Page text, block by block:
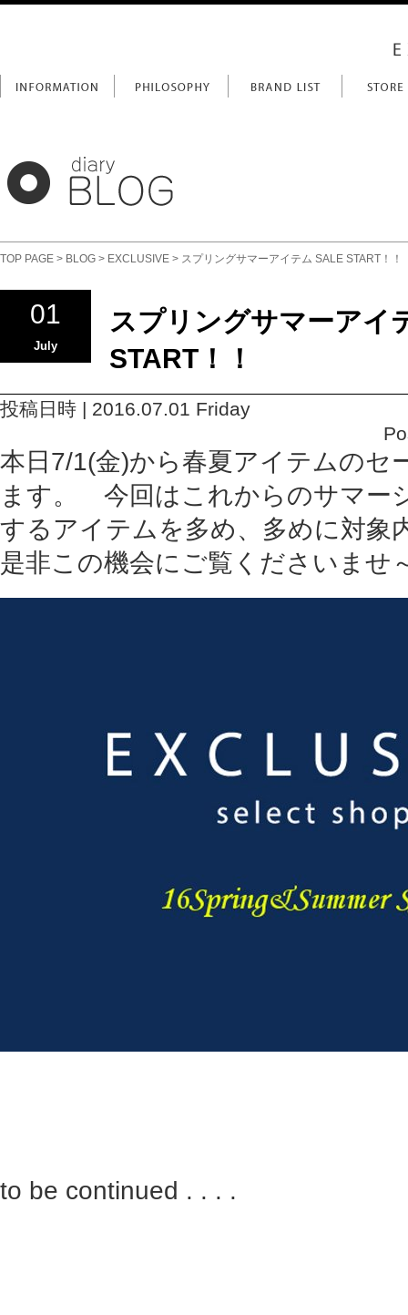
TOP PAGE > BLOG > EXCLUSIVE > スプリングサマーアイテム SALE START！！
01
July
スプリングサマーアイ
START！！
投稿日時 | 2016.07.01 Friday
本日7/1(金)から春夏アイテムのセ
ます。 今回はこれからのサマー
するアイテムを多め、多めに対象
是非この機会にご覧くださいませ
to be continued . . . .